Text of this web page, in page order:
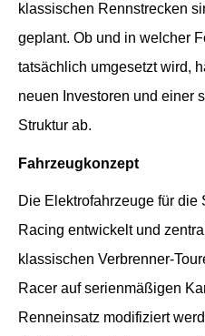
klassischen Rennstrecken
geplant. Ob und in welcher
tatsächlich umgesetzt wird,
neuen Investoren und einer
Struktur ab.
Fahrzeugkonzept
Die Elektrofahrzeuge für die
Racing entwickelt und
klassischen Verbrenner-
Racer auf serienmäßigen
Renneinsatz modifiziert